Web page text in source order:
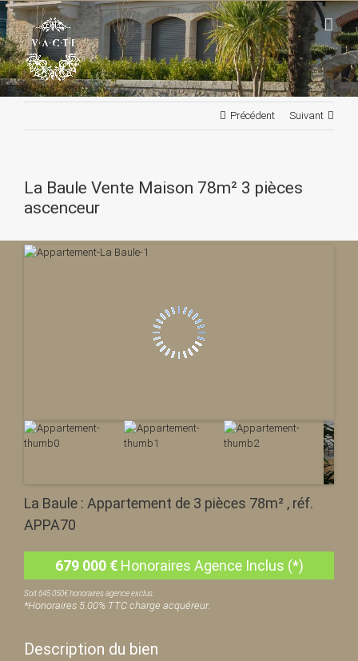
Passer
au
contenu
Précédent Suivant
La Baule Vente Maison 78m² 3 pièces
ascenceur
La Baule : Appartement de 3 pièces 78m² , réf.
APPA70
679 000€ Honoraires Agence Inclus (*)
Soit 645 050€ honoraires agence exclus.
*Honoraires 5.00% TTC charge acquéreur.
Description du bien